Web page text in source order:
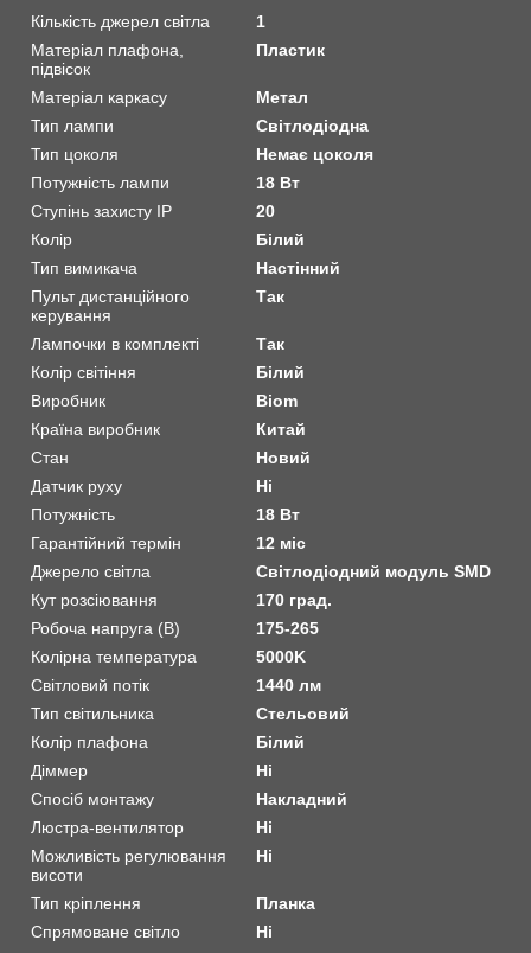
Кількість джерел світла
1
Матеріал плафона,
підвісок
Пластик
Матеріал каркасу
Метал
Тип лампи
Світлодіодна
Тип цоколя
Немає цоколя
Потужність лампи
18 Вт
Ступінь захисту IP
20
Колір
Білий
Тип вимикача
Настінний
Пульт дистанційного
керування
Так
Лампочки в комплекті
Так
Колір світіння
Білий
Виробник
Biom
Країна виробник
Китай
Стан
Новий
Датчик руху
Ні
Потужність
18 Вт
Гарантійний термін
12 міс
Джерело світла
Світлодіодний модуль SMD
Кут розсіювання
170 град.
Робоча напруга (В)
175-265
Колірна температура
5000K
Світловий потік
1440 лм
Тип світильника
Стельовий
Колір плафона
Білий
Діммер
Ні
Спосіб монтажу
Накладний
Люстра-вентилятор
Ні
Можливість регулювання
висоти
Ні
Тип кріплення
Планка
Спрямоване світло
Ні